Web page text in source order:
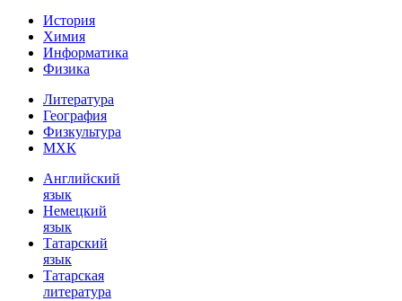
История
Химия
Информатика
Физика
Литература
География
Физкультура
МХК
Английский
язык
Немецкий
язык
Татарский
язык
Татарская
литература